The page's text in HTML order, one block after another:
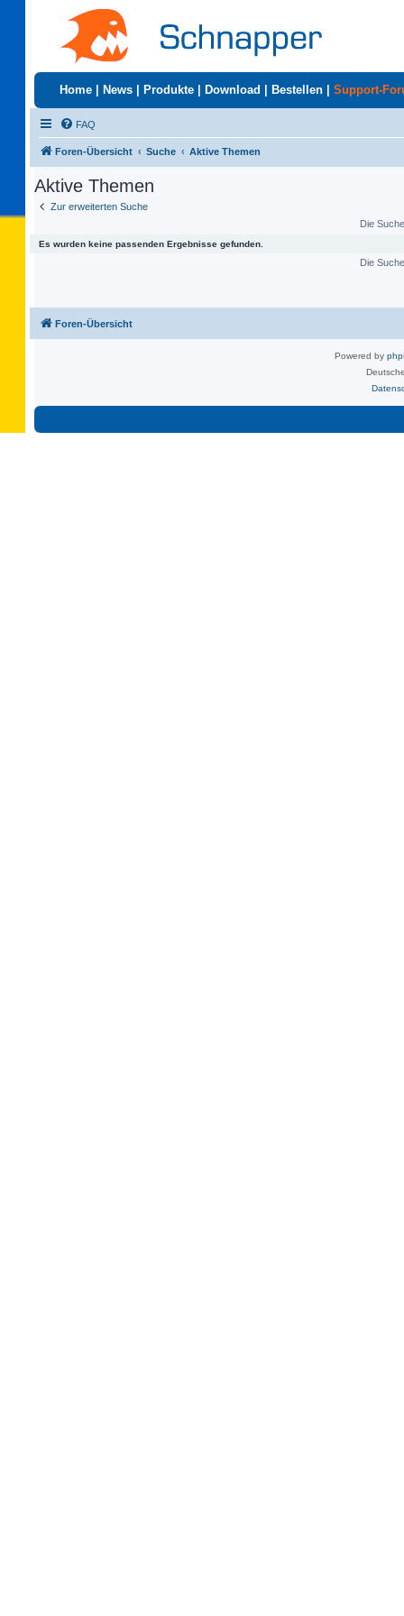
Home News Produkte Download Bestellen Support-
FAQ
Foren-Übersicht Suche Aktive Themen
Aktive Themen
Zur erweiterten Suche
Die
Es wurden keine passenden Ergebnisse gefunden.
Die
Foren-Übersicht
Powered by